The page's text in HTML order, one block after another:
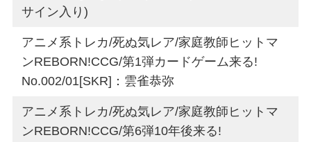
サイン入り)
アニメ系トレカ/死ぬ気レア/家庭教師ヒットマ
ンREBORN!CCG/第1弾カードゲーム来る!
No.002/01[SKR]：雲雀恭弥
アニメ系トレカ/死ぬ気レア/家庭教師ヒットマ
ンREBORN!CCG/第6弾10年後来る!